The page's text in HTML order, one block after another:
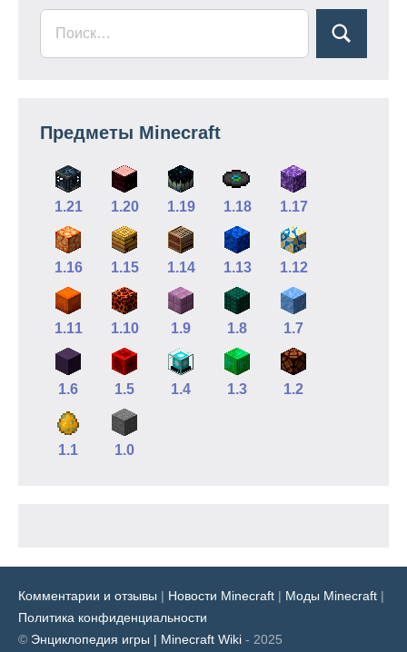
Предметы Minecraft
1.21 1.20 1.19 1.18 1.17
1.16 1.15 1.14 1.13 1.12
1.11 1.10 1.9 1.8 1.7
1.6 1.5 1.4 1.3 1.2
1.1 1.0
Комментарии и отзывы | Новости Minecraft | Моды Minecraft |
Политика конфиденциальности
© Энциклопедия игры | Minecraft Wiki - 2025